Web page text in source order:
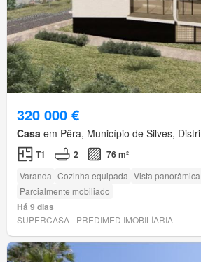
320 000 €
Casa em Pêra, Município de Silves,
T1 2 76 m²
Varanda Cozinha equipada Vista panorâmica
Parcialmente mobiliado
Há 9 dias
SUPERCASA - PREDIMED IMOBILÍARIA